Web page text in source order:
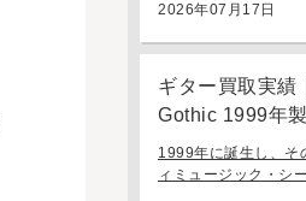
BODEN METAL NX7
2026年07月17日
ギター買取実
Gothic 1999年
戸川区より店舗
1999年に誕生し、そ
ィミュージック・シ